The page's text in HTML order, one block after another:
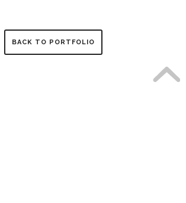
BACK TO PORTFOLIO